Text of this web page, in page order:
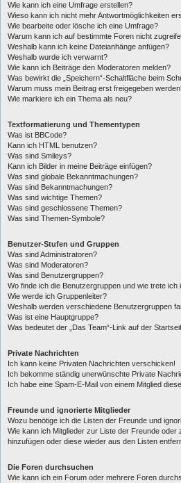
Wie kann ich eine Umfrage erstellen?
Wieso kann ich nicht mehr Antwortmöglichkeiten
Wie bearbeite oder lösche ich eine Umfrage?
Warum kann ich auf bestimmte Foren nicht
Weshalb kann ich keine Dateianhänge anfügen?
Weshalb wurde ich verwarnt?
Wie kann ich Beiträge den Moderatoren melden?
Was bewirkt die „Speichern“-Schaltfläche beim
Warum muss mein Beitrag erst freigegeben
Wie markiere ich ein Thema als neu?
Textformatierung und Thementypen
Was ist BBCode?
Kann ich HTML benutzen?
Was sind Smileys?
Kann ich Bilder in meine Beiträge einfügen?
Was sind globale Bekanntmachungen?
Was sind Bekanntmachungen?
Was sind wichtige Themen?
Was sind geschlossene Themen?
Was sind Themen-Symbole?
Benutzer-Stufen und Gruppen
Was sind Administratoren?
Was sind Moderatoren?
Was sind Benutzergruppen?
Wo finde ich die Benutzergruppen und wie trete ich
Wie werde ich Gruppenleiter?
Weshalb werden verschiedene Benutzergruppen
Was ist eine Hauptgruppe?
Was bedeutet der „Das Team“-Link auf der
Private Nachrichten
Ich kann keine Privaten Nachrichten verschicken!
Ich bekomme ständig unerwünschte Private
Ich habe eine Spam-E-Mail von einem Mitglied
Freunde und ignorierte Mitglieder
Wozu benötige ich die Listen der Freunde und
Wie kann ich Mitglieder zur Liste der Freunde oder
hinzufügen oder diese wieder aus den Listen
Die Foren durchsuchen
Wie kann ich ein Forum oder mehrere Foren